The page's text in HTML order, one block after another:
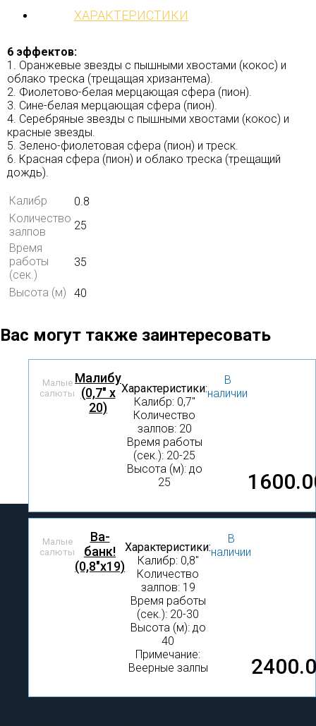
ХАРАКТЕРИСТИКИ
6 эффектов:
1. Оранжевые звезды с пышными хвостами (кокос) и
облако треска (трещащая хризантема).
2. Фиолетово-белая мерцающая сфера (пион).
3. Сине-белая мерцающая сфера (пион).
4. Серебряные звезды с пышными хвостами (кокос) и
красные звезды.
5. Зелено-фиолетовая сфера (пион) и треск.
6. Красная сфера (пион) и облако треска (трещащий
дождь).
Калибр
0.8
Количество
залпов
25
Время
работы
(сек.)
35
Высота (м) 40
Вас могут также заинтересовать
Малые
салюты
Малибу
(0,7" x
20)
Характеристики:
Калибр: 0,7″
Количество
залпов: 20
Время работы
(сек.): 20-25
Высота (м): до
25
В
наличии
Малые
салюты
Ва-
банк!
(0,8"х19)
Характеристики:
Калибр: 0,8″
Количество
залпов: 19
Время работы
(сек.): 20-30
Высота (м): до
40
Примечание:
Веерные залпы
В
наличии